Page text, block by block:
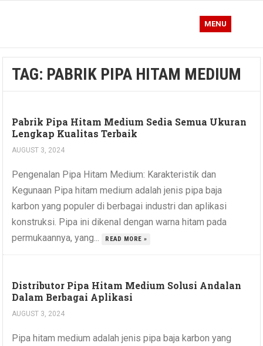
MENU
TAG: PABRIK PIPA HITAM MEDIUM
Pabrik Pipa Hitam Medium Sedia Semua Ukuran
Lengkap Kualitas Terbaik
AUGUST 3, 2024
Pengenalan Pipa Hitam Medium: Karakteristik dan
Kegunaan Pipa hitam medium adalah jenis pipa baja
karbon yang populer di berbagai industri dan aplikasi
konstruksi. Pipa ini dikenal dengan warna hitam pada
permukaannya, yang...
READ MORE »
Distributor Pipa Hitam Medium Solusi Andalan
Dalam Berbagai Aplikasi
AUGUST 3, 2024
Pipa hitam medium adalah jenis pipa baja karbon yang